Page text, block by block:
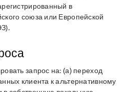
в
союза или Европейской
запрос на: (а) переход
клиента к альтернативному